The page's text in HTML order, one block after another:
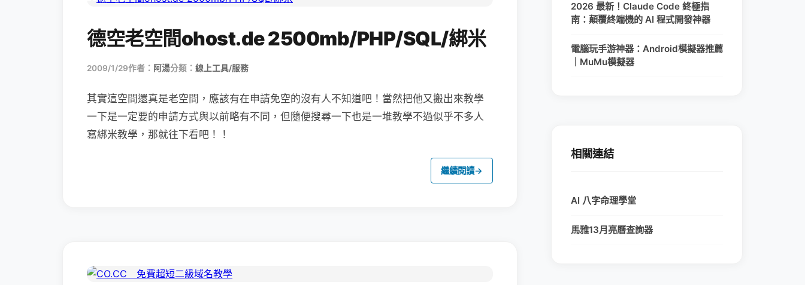
德空老空間ohost.de 2500mb/PHP/SQL/綁米
2009/1/29作者： 阿湯分類： 線上工具/服務
其實這空間還真是老空間，應該有在申請免空的沒有人不知道吧！當然把他又搬出來教學
一下是一定要的申請方式與以前略有不同，但隨便搜尋一下也是一堆教學不過似乎不多人
寫綁米教學，那就往下看吧！！
繼續閱讀→
2026 最新！Claude Code 終極指
南：顛覆終端機的 AI 程式開發神器
電腦玩手游神器：Android模擬器推薦
｜MuMu模擬器
相關連結
AI 八字命理學堂
馬雅13月亮曆查詢器